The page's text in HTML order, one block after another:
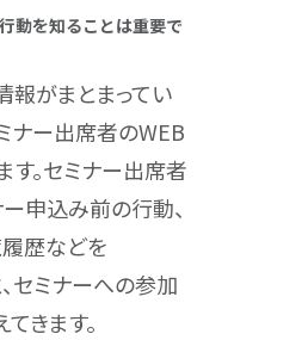
動を知ることは重要で
報がまとまってい
ナー出席者のWEB
。セミナー出席者
申込み前の行動、
歴などを
セミナーへの参加
きます。